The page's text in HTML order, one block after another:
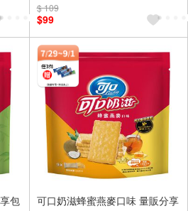
$ 109
$99
包
可口奶滋蜂蜜燕麥口味 量販分享